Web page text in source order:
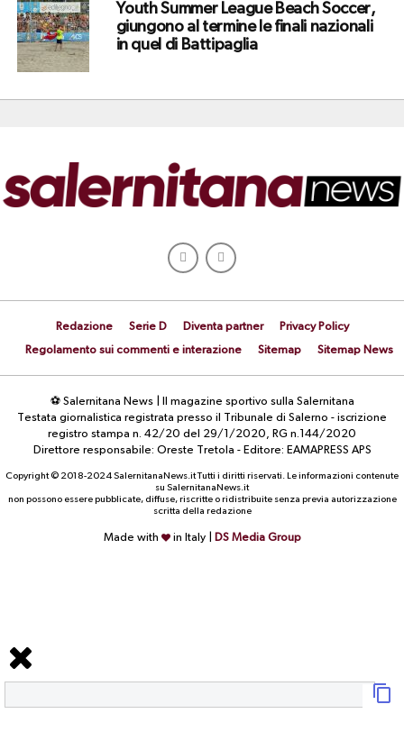
Youth Summer League Beach Soccer,
giungono al termine le finali nazionali
in quel di Battipaglia
Redazione Serie D Diventa partner
Privacy Policy
Regolamento sui commenti e interazione
Sitemap Sitemap News
⚽ Salernitana News | Il magazine sportivo sulla Salernitana
Testata giornalistica registrata presso il Tribunale di Salerno - iscrizione
registro stampa n. 42/20 del 29/1/2020, RG n.144/2020
Direttore responsabile: Oreste Tretola - Editore: EAMAPRESS APS
Copyright © 2018-2024 SalernitanaNews.it Tutti i diritti riservati. Le informazioni contenute
su SalernitanaNews.it
non possono essere pubblicate, diffuse, riscritte o ridistribuite senza previa autorizzazione
scritta della redazione
Made with in Italy | DS Media Group